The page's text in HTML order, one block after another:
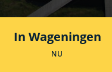
NU
In Wageningen